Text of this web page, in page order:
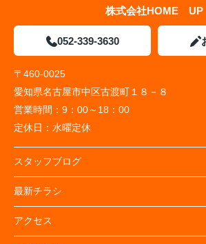
株式会社HOME UP
052-339-3630
〒460-0025
愛知県名古屋市中区古渡町１８－８
営業時間： 9：00～18：00
定休日： 水曜定休
スタッフブログ
最新チラシ
アクセス